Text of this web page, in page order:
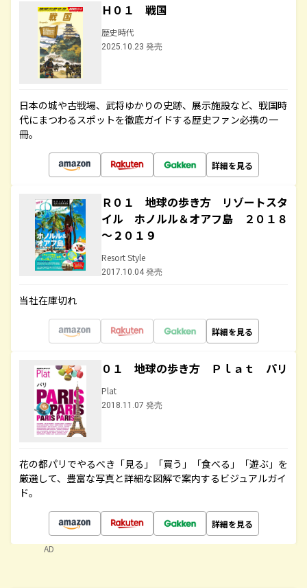
Ｈ０１ 戦国
歴史時代
2025.10.23 発売
日本の城や古戦場、武将ゆかりの史跡、展示施設など、戦国時
代にまつわるスポットを徹底ガイドする歴史ファン必携の一
冊。
詳細を見る
Ｒ０１ 地球の歩き方 リゾートスタ
イル ホノルル＆オアフ島 ２０１８
～２０１９
Resort Style
2017.10.04 発売
当社在庫切れ
詳細を見る
０１ 地球の歩き方 Ｐｌａｔ パリ
Plat
2018.11.07 発売
花の都パリでやるべき「見る」「買う」「食べる」「遊ぶ」を
厳選して、豊富な写真と詳細な図解で案内するビジュアルガイ
ド。
詳細を見る
AD